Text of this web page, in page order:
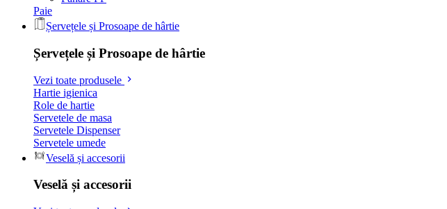
Paie
Șervețele și Prosoape de hârtie
Șervețele și Prosoape de hârtie
Vezi toate produsele
Hartie igienica
Role de hartie
Servetele de masa
Servetele Dispenser
Servetele umede
Veselă și accesorii
Veselă și accesorii